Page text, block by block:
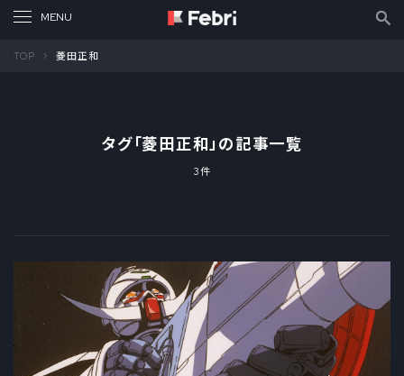
TOP 菱田正和
タグ「菱田正和」の記事一覧
3件